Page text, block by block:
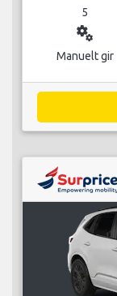
5
miscellaneous_services
Manuelt gir